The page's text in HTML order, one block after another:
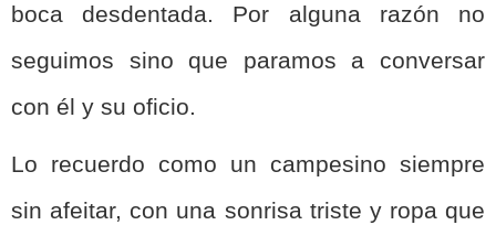
boca desdentada. Por alguna razón no
seguimos sino que paramos a conversar
con él y su oficio.
Lo recuerdo como un campesino siempre
sin afeitar, con una sonrisa triste y ropa que